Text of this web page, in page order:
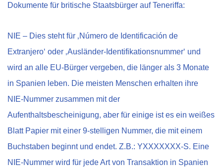
Dokumente für britische Staatsbürger auf Teneriffa:
NIE – Dies steht für ‚Número de Identificación de
Extranjero‘ oder ‚Ausländer-Identifikationsnummer‘ und
wird an alle EU-Bürger vergeben, die länger als 3 Monate
in Spanien leben. Die meisten Menschen erhalten ihre
NIE-Nummer zusammen mit der
Aufenthaltsbescheinigung, aber für einige ist es ein weißes
Blatt Papier mit einer 9-stelligen Nummer, die mit einem
Buchstaben beginnt und endet. Z.B.: YXXXXXXX-S. Eine
NIE-Nummer wird für jede Art von Transaktion in Spanien